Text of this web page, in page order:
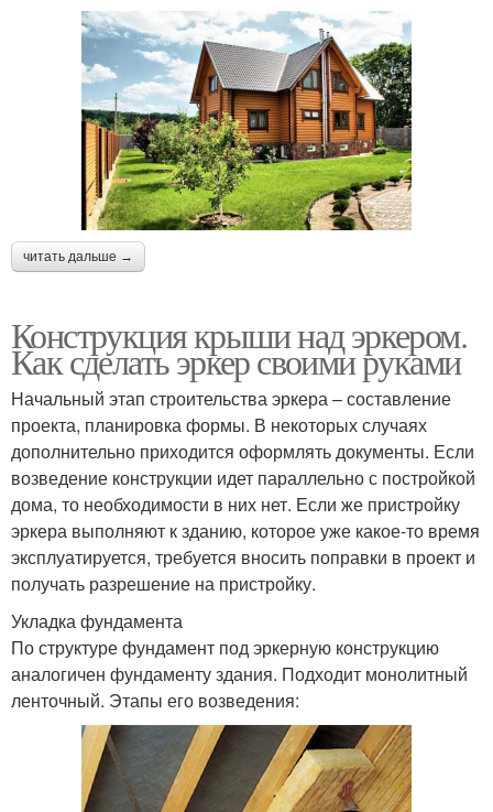
читать дальше →
Конструкция крыши над эркером.
Как сделать эркер своими руками
Начальный этап строительства эркера – составление
проекта, планировка формы. В некоторых случаях
дополнительно приходится оформлять документы. Если
возведение конструкции идет параллельно с постройкой
дома, то необходимости в них нет. Если же пристройку
эркера выполняют к зданию, которое уже какое-то время
эксплуатируется, требуется вносить поправки в проект и
получать разрешение на пристройку.
Укладка фундамента
По структуре фундамент под эркерную конструкцию
аналогичен фундаменту здания. Подходит монолитный
ленточный. Этапы его возведения: